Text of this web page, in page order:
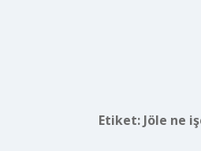
Etiket: Jöle ne